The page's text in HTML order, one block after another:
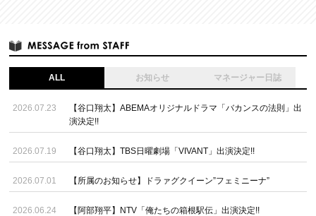
ALL お知らせ マネージャー日誌
2026.07.23
【谷口翔太】ABEMAオリジナルドラマ「バカンスの法則」出
演決定!!
2026.07.19 【谷口翔太】TBS日曜劇場「VIVANT」出演決定!!
2026.07.01 【所属のお知らせ】ドラァグクイーン”フェミニーナ”
2026.06.24 【阿部翔平】NTV「俺たちの箱根駅伝」出演決定!!